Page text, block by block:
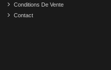
Conditions De Vente
Contact